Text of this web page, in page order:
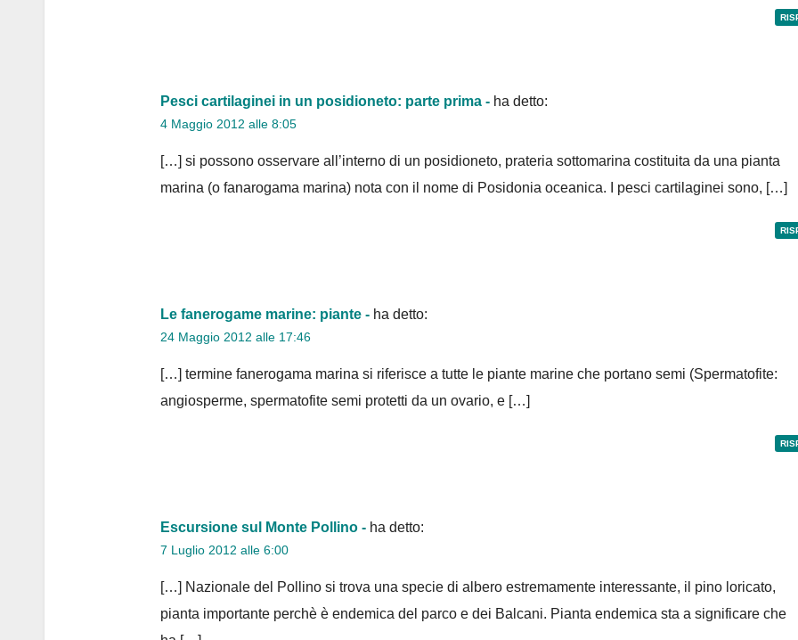
Pesci cartilaginei in un posidioneto: parte prima - ha detto:
4 Maggio 2012 alle 8:05
[…] si possono osservare all’interno di un posidioneto, prateria sottomarina costituita da una pianta
marina (o fanarogama marina) nota con il nome di Posidonia oceanica. I pesci cartilaginei sono, […]
Le fanerogame marine: piante - ha detto:
24 Maggio 2012 alle 17:46
[…] termine fanerogama marina si riferisce a tutte le piante marine che portano semi (Spermatofite:
angiosperme, spermatofite semi protetti da un ovario, e […]
Escursione sul Monte Pollino - ha detto:
7 Luglio 2012 alle 6:00
[…] Nazionale del Pollino si trova una specie di albero estremamente interessante, il pino loricato,
pianta importante perchè è endemica del parco e dei Balcani. Pianta endemica sta a significare che